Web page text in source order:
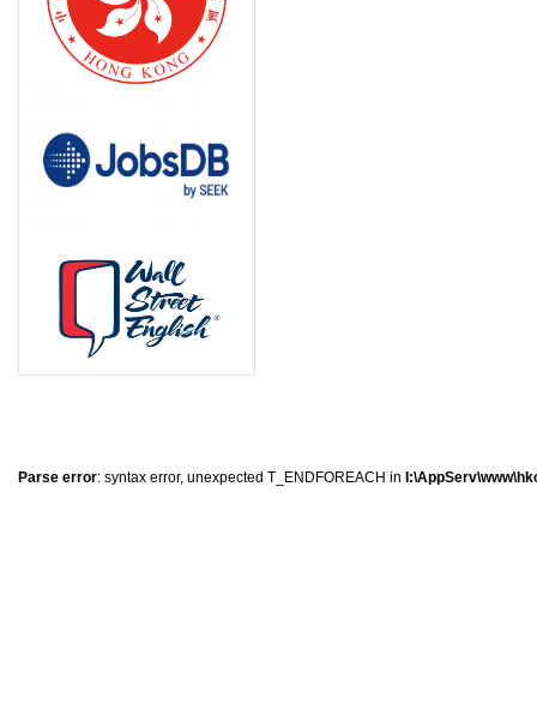
Parse error: syntax error, unexpected T_ENDFOREACH in